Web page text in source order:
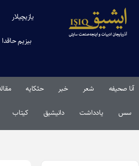
یازیچیلار
بیزیم حاقدا
آنا صحیفه شعر خبر حئکایه مقاله‌
سس یادداشت دانیشیق کیتاب